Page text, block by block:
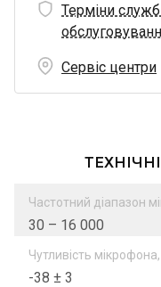
Терміни
Сервіс центри
Частотний діапазон
30 – 16 000
Чутливість
-38 ± 3